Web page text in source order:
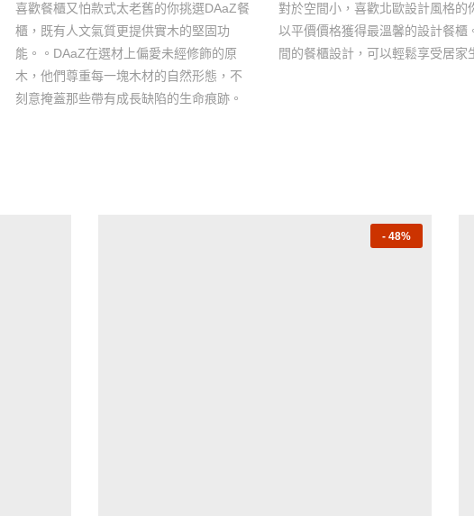
喜歡餐櫃又怕款式太老舊的你挑選DAaZ餐
櫃，既有人文氣質更提供實木的堅固功
能。。DAaZ在選材上偏愛未經修飾的原
木，他們尊重每一塊木材的自然形態，不
刻意掩蓋那些帶有成長缺陷的生命痕跡。
對於空間小，喜歡北歐設計風格的
以平價價格獲得最溫馨的設計餐櫃
間的餐櫃設計，可以輕鬆享受居家
- 48%